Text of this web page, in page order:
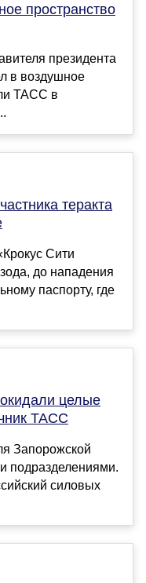
пространство
президента
в воздушное
ТАСС в
теракта
Сити
до нападения
паспорту, где
целые
ТАСС
Запорожской
подразделениями.
силовых